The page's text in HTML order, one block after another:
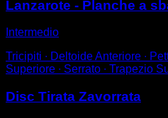
Lanzarote - Planche a
Intermedio
Tricipiti ∙ Deltoide Anteriore ∙
Superiore ∙ Serrato ∙ Trapezio
Disc Tirata Zavorrata